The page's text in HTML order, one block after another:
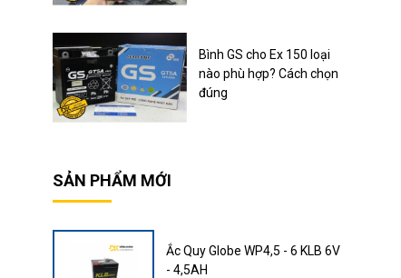
Bình GS cho Ex 150 loại
nào phù hợp? Cách chọn
đúng
SẢN PHẨM MỚI
Ắc Quy Globe WP4,5 - 6 KLB 6V
- 4,5AH